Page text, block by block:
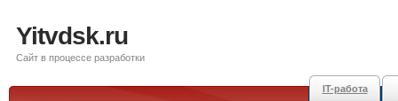
Yitvdsk.ru
Сайт в процессе разработки
IT-работа